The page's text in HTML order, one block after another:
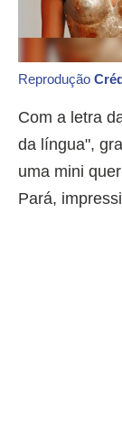
Reprodução
Com a letra
da língua",
uma mini
Pará,